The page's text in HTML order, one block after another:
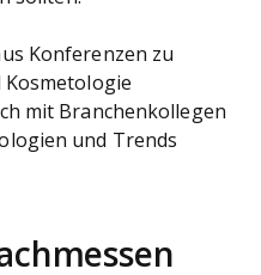
Konferenzen zu
mit Branchenkollegen
und Trends